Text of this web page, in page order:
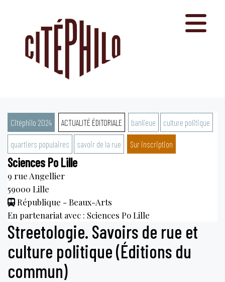
Citéphilo 2024 ACTUALITÉ ÉDITORIALE banlieue culture politique
quartiers populaires savoir de la rue Sur inscription
Sciences Po Lille
9 rue Angellier
59000 Lille
République - Beaux-Arts
En partenariat avec : Sciences Po Lille
Streetologie. Savoirs de rue et
culture politique (Éditions du
commun)